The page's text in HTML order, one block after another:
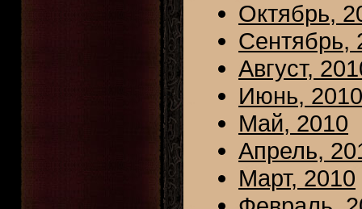
Октябрь,
Сентябрь,
Август,
Июнь, 2010
Май, 2010
Апрель,
Март, 2010